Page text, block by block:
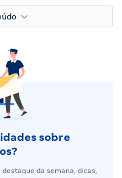
sobre
da semana, dicas,